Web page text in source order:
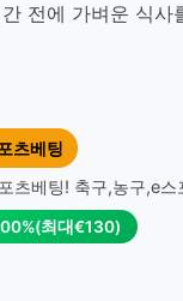
전에 가벼운 식사
츠베팅
츠베팅! 축구,농구,e
최대€130)